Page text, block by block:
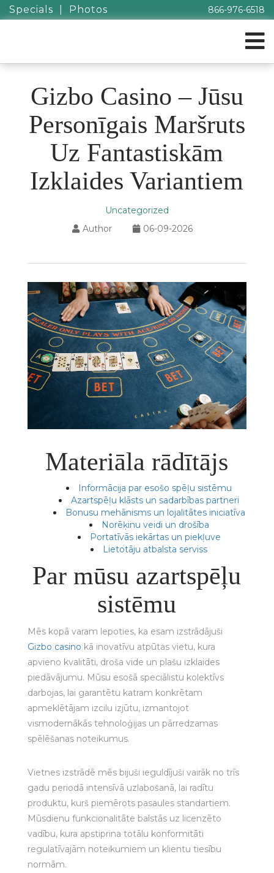
Specials Photos 866-976-6518
Gizbo Casino – Jūsu
Personīgais Maršruts
Uz Fantastiskām
Izklaides Variantiem
Uncategorized
Author
06-09-2026
Materiāla rādītājs
Informācija par esošo spēļu sistēmu
Azartspēļu klāsts un sadarbības partneri
Bonusu mehānisms un lojalitātes iniciatīva
Norēķinu veidi un drošība
Portatīvās iekārtas un piekļuve
Lietotāju atbalsta serviss
Par mūsu azartspēļu
sistēmu
Mēs kopā varam lepoties, ka esam izstrādājuši
Gizbo casino kā inovatīvu atpūtas vietu, kura
apvieno kvalitāti, droša vide un plašu izklaides
piedāvājumu. Mūsu esošā speciālistu kolektīvs
darbojas, lai garantētu katram konkrētam
apmeklētājam izcilu izjūtu, izmantojot
vismodernākās tehnoloģijas un pārredzamas
spēlēšanas noteikumus.
Vietnes izstrādē mēs bijuši ieguldījuši vairāk no trīs
gadu periodā intensīvā uzlabošanā, lai radītu
produktu, kurš piemērots pasaules standartiem.
Mūsdienu funkcionalitāte balstās uz licenzēto
vadību, kura apstiprina totālu konformitāti
regulatīvajām noteikumiem un klientu tiesību
normām.